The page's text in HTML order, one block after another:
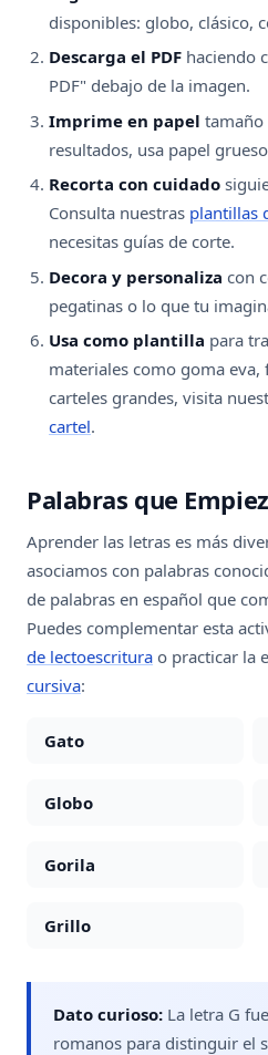
disponibles: globo, clásico,
Descarga el PDF haciendo
PDF" debajo de la imagen.
Imprime en papel tamaño
resultados, usa papel
Recorta con cuidado
Consulta nuestras plantillas
necesitas guías de corte.
Decora y personaliza con
pegatinas o lo que tu
Usa como plantilla para
materiales como goma
carteles grandes, visita
cartel.
Palabras que
Aprender las letras es más
asociamos con palabras
de palabras en español que
Puedes complementar esta
de lectoescritura o practicar la
cursiva:
Gato
Globo
Gorila
Grillo
Dato curioso: La letra G
romanos para distinguir el